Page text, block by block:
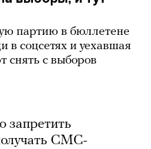
партию в бюллетене
соцсетях и уехавшая
снять с выборов
СМС-